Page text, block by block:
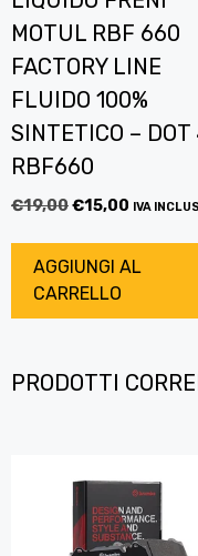
MOTUL RBF 660
FACTORY LINE
FLUIDO 100%
SINTETICO – DOT
RBF660
€19,00€15,00 IVA
AGGIUNGI AL
CARRELLO
PRODOTTI